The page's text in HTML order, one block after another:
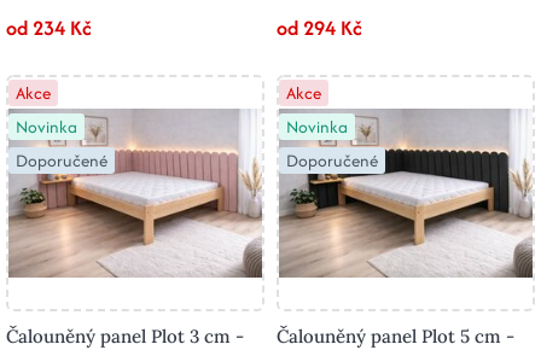
od 234 Kč od 294 Kč
Akce
Novinka
Doporučené
Čalouněný panel Plot 3 cm -
Akce
Novinka
Doporučené
Čalouněný panel Plot 5 cm -